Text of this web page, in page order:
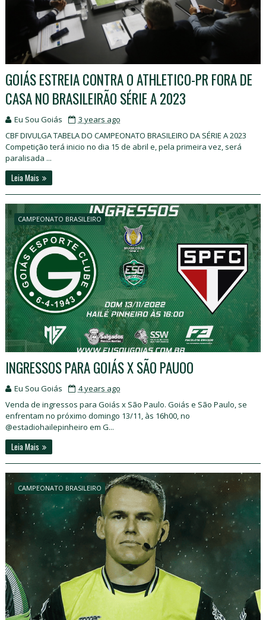
GOIÁS ESTREIA CONTRA O ATHLETICO-PR FORA DE
CASA NO BRASILEIRÃO SÉRIE A 2023
Eu Sou Goiás
3 years ago
CBF DIVULGA TABELA DO CAMPEONATO BRASILEIRO DA SÉRIE A 2023
Competição terá inicio no dia 15 de abril e, pela primeira vez, será
paralisada ...
Leia Mais
CAMPEONATO BRASILEIRO
INGRESSOS PARA GOIÁS X SÃO PAUOO
Eu Sou Goiás
4 years ago
Venda de ingressos para Goiás x São Paulo. Goiás e São Paulo, se
enfrentam no próximo domingo 13/11, às 16h00, no
@estadiohailepinheiro em G...
Leia Mais
CAMPEONATO BRASILEIRO